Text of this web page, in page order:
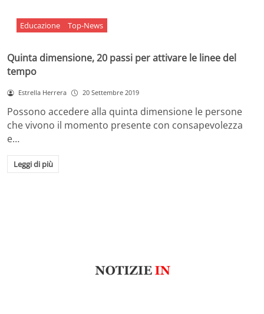
Educazione Top-News
Quinta dimensione, 20 passi per attivare le linee del
tempo
Estrella Herrera 20 Settembre 2019
Possono accedere alla quinta dimensione le persone
che vivono il momento presente con consapevolezza
e…
Leggi di più